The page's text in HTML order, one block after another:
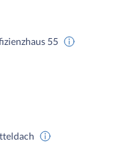
55